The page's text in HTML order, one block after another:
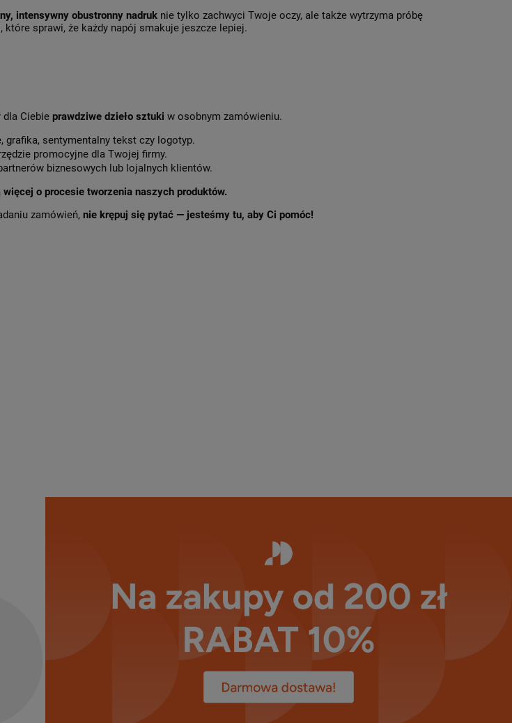
intensywny obustronny nadruk nie tylko zachwyci Twoje oczy, ale także wytrzyma próbę
sprawi, że każdy napój smakuje jeszcze lepiej.
dla Ciebie prawdziwe dzieło sztuki w osobnym zamówieniu.
sentymentalny tekst czy logotyp.
promocyjne dla Twojej firmy.
biznesowych lub lojalnych klientów.
o procesie tworzenia naszych produktów.
zamówień, nie krępuj się pytać — jesteśmy tu, aby Ci pomóc!